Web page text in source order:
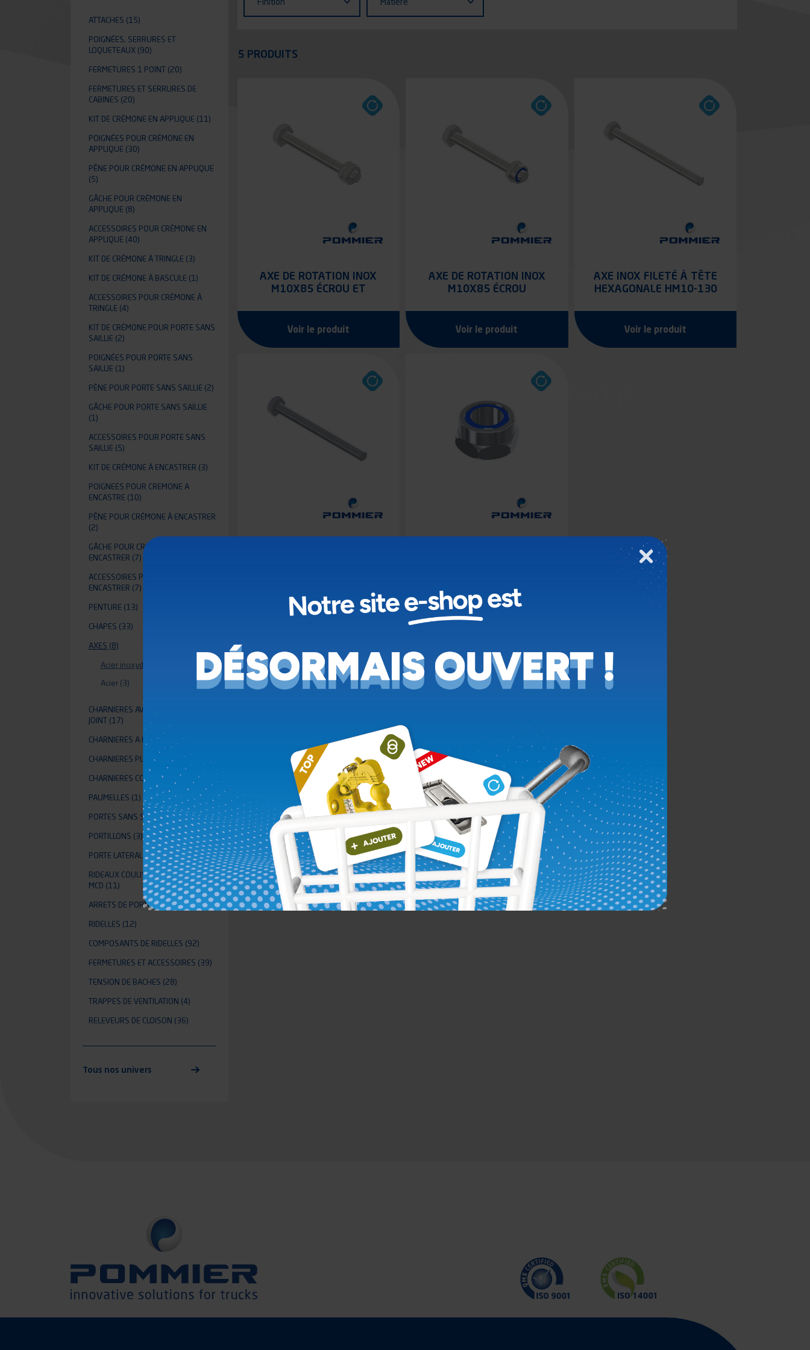
5 PRODUITS
AXE DE ROTATION INOX
M10X85 ÉCROU ET
Voir le produit
AXE DE ROTATION INOX
M10X85 ÉCROU
Voir le produit
AXE INOX FILETÉ À TÊTE
HEXAGONALE HM10-130
Voir le produit
Voir le produit Voir le produit
ATTACHES (15)
POIGNÉES, SERRURES ET
LOQUETEAUX (90)
FERMETURES 1 POINT (20)
FERMETURES ET SERRURES DE
CABINES (20)
KIT DE CRÉMONE EN APPLIQUE (11)
POIGNÉES POUR CRÉMONE EN
APPLIQUE (30)
PÊNE POUR CRÉMONE EN APPLIQUE
(5)
GÂCHE POUR CRÉMONE EN
APPLIQUE (8)
ACCESSOIRES POUR CRÉMONE EN
APPLIQUE (40)
KIT DE CRÉMONE À TRINGLE (3)
KIT DE CRÉMONE À BASCULE (1)
ACCESSOIRES POUR CRÉMONE À
TRINGLE (4)
KIT DE CRÉMONE POUR PORTE SANS
SAILLIE (2)
POIGNÉES POUR PORTE SANS
SAILLIE (1)
PÈNE POUR PORTE SANS SAILLIE (2)
GÂCHE POUR PORTE SANS SAILLIE
(1)
ACCESSOIRES POUR PORTE SANS
SAILLIE (5)
KIT DE CRÉMONE À ENCASTRER (3)
POIGNEES POUR CREMONE A
ENCASTRE (10)
PÊNE POUR CRÉMONE À ENCASTRER
(2)
GÂCHE POUR CRÉMONE À
ENCASTRER (7)
ACCESSOIRES POUR CRÉMONE À
ENCASTRER (7)
PENTURE (13)
CHAPES (33)
AXES (8)
Acier inoxydable
Acier (3)
CHARNIERES AVEC PASSAGE DE
JOINT (17)
CHARNIERES A ENCASTRER
CHARNIERES PLANES
(46)
CHARNIERES CONTINUE
(11)
PAUMELLES (1)
PORTES SANS SAILLIE ACC(24)
PORTILLONS (3)
PORTE LATERALE (1)
RIDEAUX COULISSANTS ALUMINIUM
MCD (11)
ARRETS DE PORTES(49)
RIDELLES (12)
COMPOSANTS DE RIDELLES (92)
FERMETURES ET ACCESSOIRES (39)
TENSION DE BACHES (28)
TRAPPES DE VENTILATION (4)
RELEVEURS DE CLOISON (36)
Tous nos univers
Fermer